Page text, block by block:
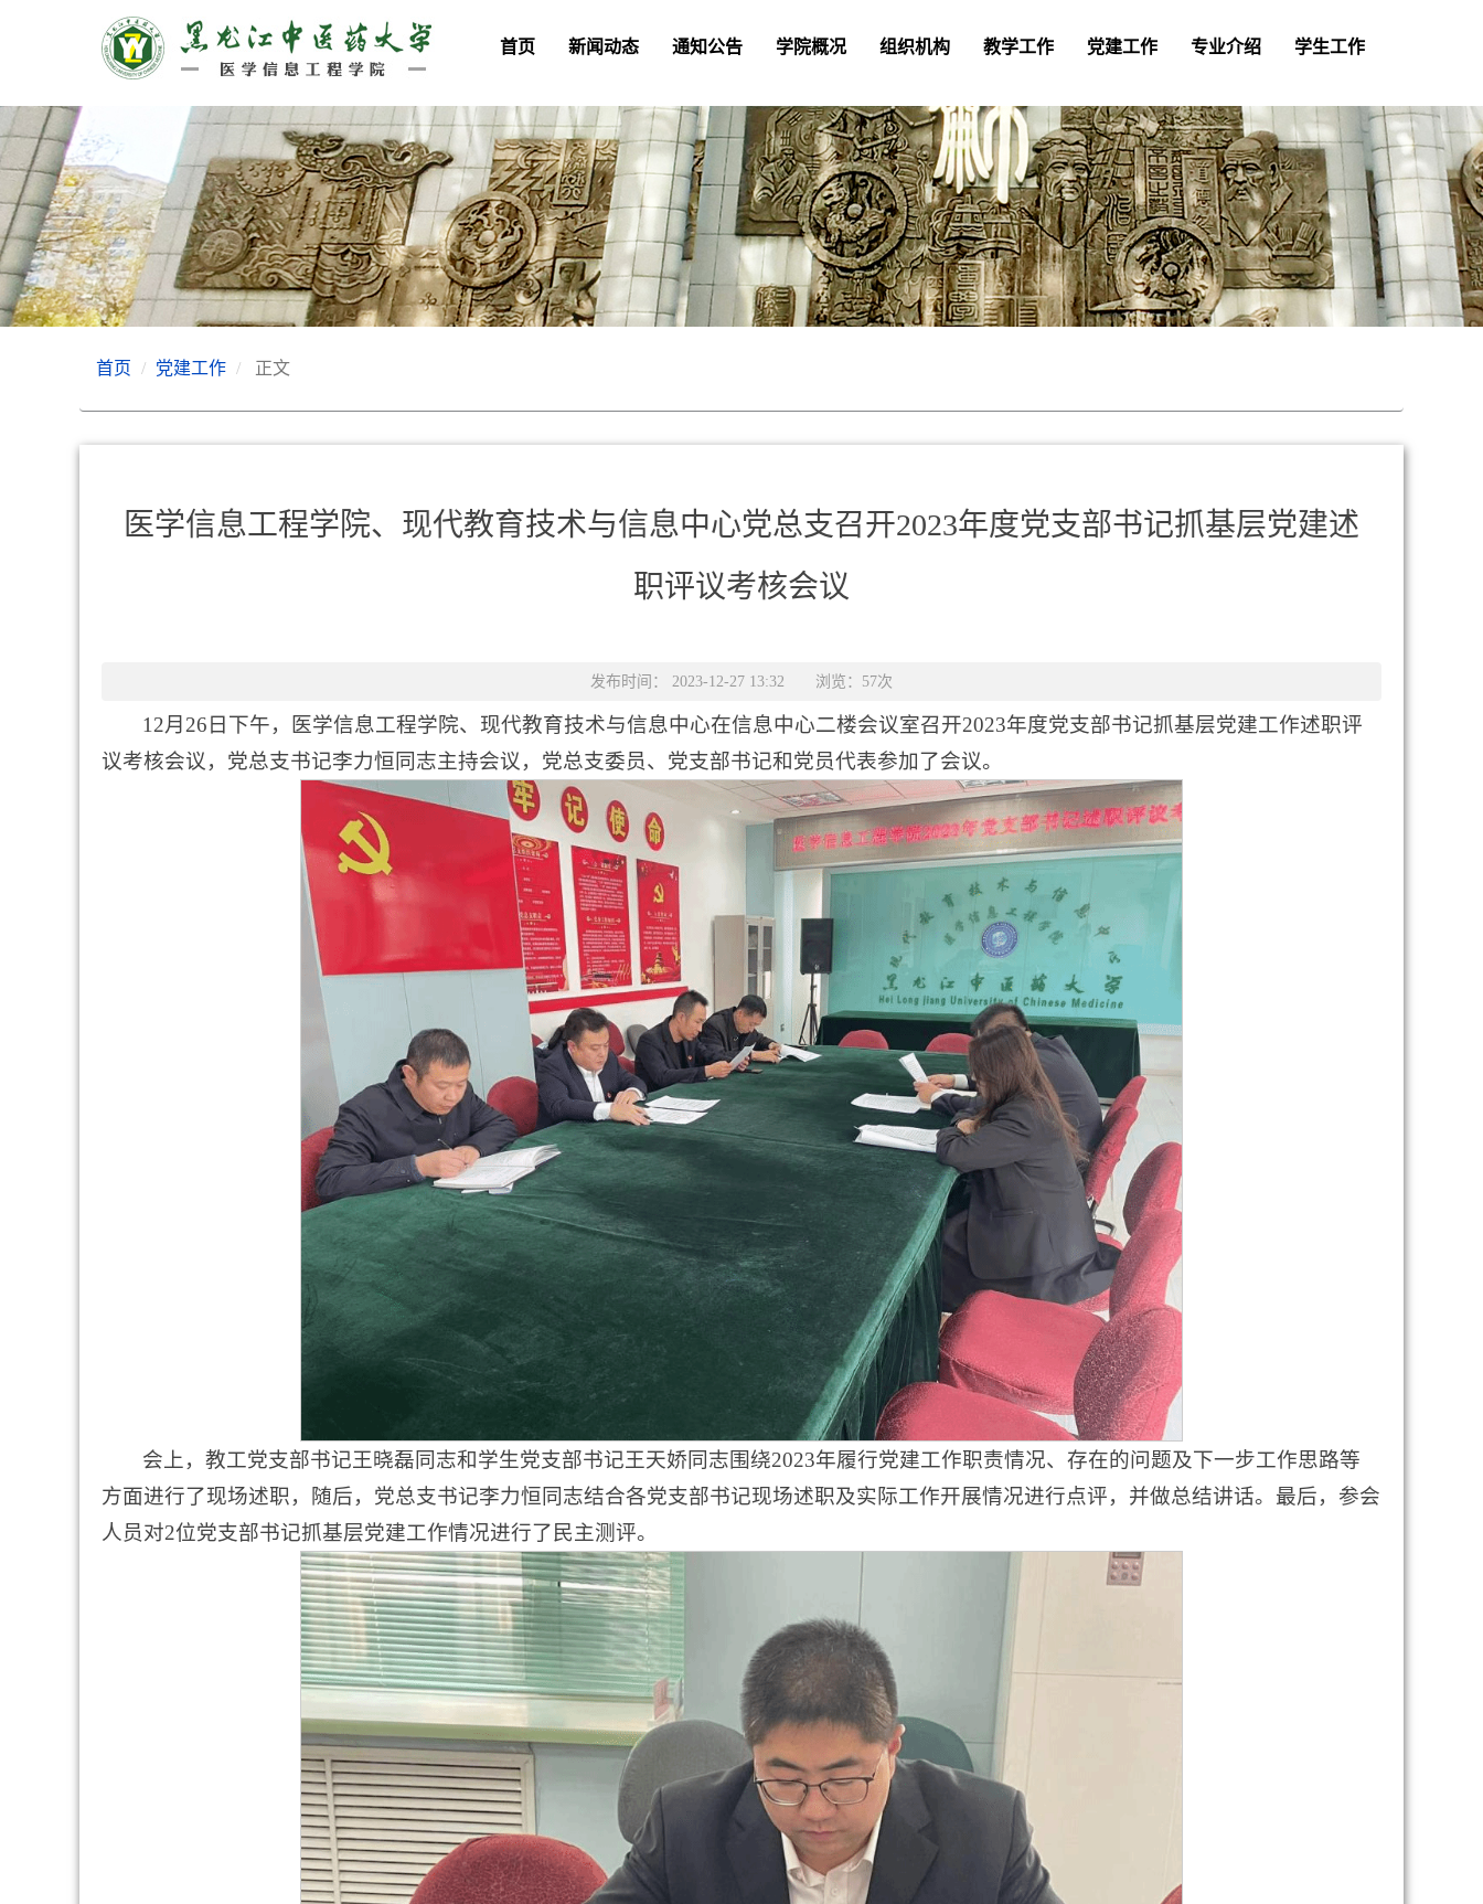
首页 新闻动态 通知公告 学院概况 组织机构 教学工作 党建工作 专业介绍 学生工作
首页 党建工作 正文
医学信息工程学院、现代教育技术与信息中心党总支召开2023年度党支部书记抓基层党建述
职评议考核会议
发布时间： 2023-12-27 13:32 浏览： 57次
12月26日下午，医学信息工程学院、现代教育技术与信息中心在信息中心二楼会议室召开2023年度党支部书记抓基层党建工作述职评
议考核会议，党总支书记李力恒同志主持会议，党总支委员、党支部书记和党员代表参加了会议。
会上，教工党支部书记王晓磊同志和学生党支部书记王天娇同志围绕2023年履行党建工作职责情况、存在的问题及下一步工作思路等
方面进行了现场述职，随后，党总支书记李力恒同志结合各党支部书记现场述职及实际工作开展情况进行点评，并做总结讲话。最后，参会
人员对2位党支部书记抓基层党建工作情况进行了民主测评。